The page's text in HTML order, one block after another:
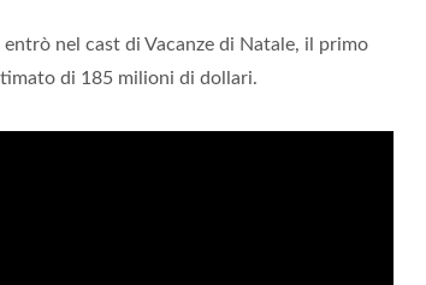
entrò nel cast di Vacanze di Natale, il primo
di 185 milioni di dollari.